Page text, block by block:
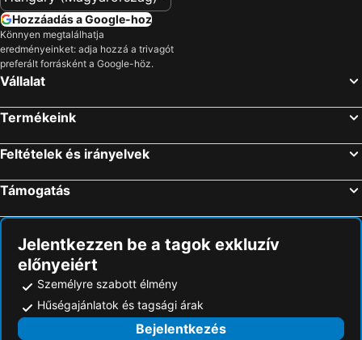
Hozzáadás a Google-hoz
Könnyen megtalálhatja
eredményeinket: adja hozzá a trivagót
preferált forrásként a Google-höz.
Vállalat
Termékeink
Feltételek és irányelvek
Támogatás
Jelentkezzen be a tagok exkluzív
előnyeiért
Személyre szabott élmény
Hűségajánlatok és tagsági árak
Bejelentkezés